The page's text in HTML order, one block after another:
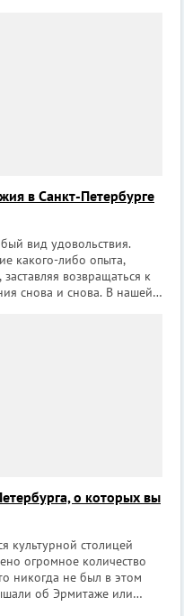
в Санкт-Петербурге
вид удовольствия.
какого-либо опыта,
возвращаться к
снова и снова. В нашей
о которых вы
культурной столицей
огромное количество
никогда не был в этом
об Эрмитаже или